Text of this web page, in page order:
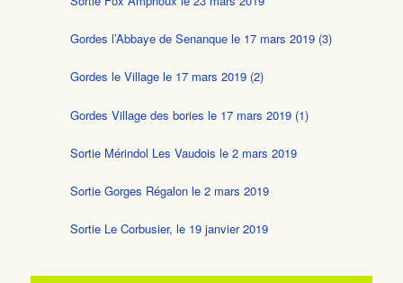
Gordes l’Abbaye de Senanque le 17 mars 2019 (3)
Gordes le Village le 17 mars 2019 (2)
Gordes Village des bories le 17 mars 2019 (1)
Sortie Mérindol Les Vaudois le 2 mars 2019
Sortie Gorges Régalon le 2 mars 2019
Sortie Le Corbusier, le 19 janvier 2019